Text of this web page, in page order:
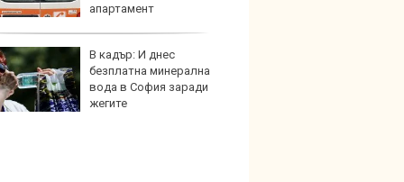
апартамент
В кадър: И днес
безплатна минерална
вода в София заради
жегите